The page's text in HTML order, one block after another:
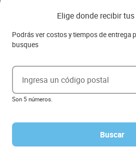
Elige donde recibir
Podrás ver costos y tiempos de entrega
busques
Ingresa un código postal
Son 5 números.
Buscar
Acerca de ITALIKA
Aviso de privacidad
Ejerce tus derechos ARCO
Términos y condiciones
Las promociones dewww.italika.mxpueden diferir de las
formato de los precios puede verse afectado por las
Derechos reservados 2023